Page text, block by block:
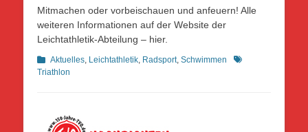
Mitmachen oder vorbeischauen und anfeuern! Alle
weiteren Informationen auf der Website der
Leichtathletik-Abteilung – hier.
Kategorien
Aktuelles, Leichtathletik, Radsport, Schwimmen
Schlagworte
Triathlon